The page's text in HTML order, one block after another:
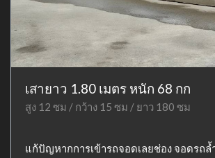
เสายาว 1.80 เมตร หนัก 68 กก
สูง 12 ซม / กว้าง 15 ซม / ยาว 180 ซม
แก้ปัญหากการเข้ารถจอดเลยช่อง จอดรถ